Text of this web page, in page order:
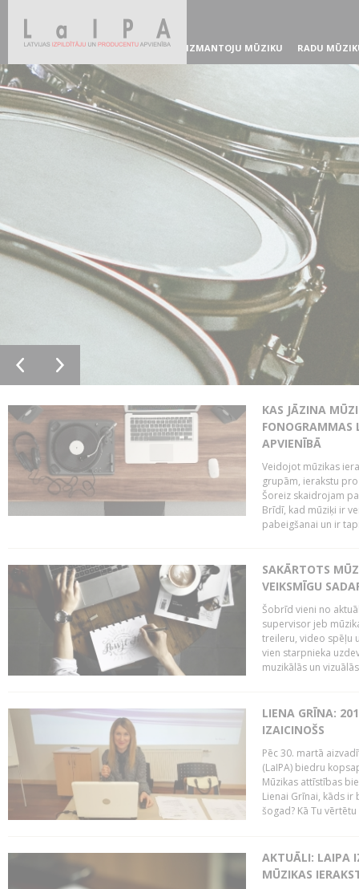
IZMANTOJU MŪZIKU RADU
KAS JĀZINA
FONOGRAMMAS
APVIENĪBĀ
Veidojot mūzikas
grupām, ierakstu
Šoreiz skaidrojam
Brīdī, kad mūziķi ir
pabeigšanai un ir
SAKĀRTOTS
VEIKSMĪGU
Šobrīd vieni no
supervisor jeb
treileru, video spēļu
vien starpnieka
muzikālās un
LIENA GRĪNA:
IZAICINOŠS
Pēc 30. martā
(LaIPA) biedru
Mūzikas attīstības
Lienai Grīnai, kāds ir
šogad? Kā Tu
AKTUĀLI: LAIPA
MŪZIKAS